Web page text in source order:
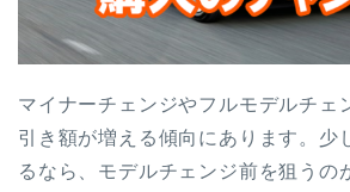
マイナーチェンジやフルモデルチェ
引き額が増える傾向にあります。少
るなら、モデルチェンジ前を狙うの